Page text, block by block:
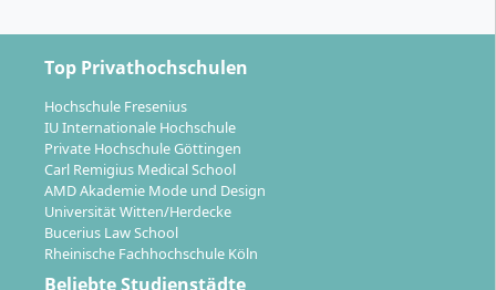
spielt eine zentrale Rolle.
Welche Karrierechancen und
Berufsperspektiven hast du nach dem
Verfahrenstechnik-Studium?
Top Privathochschulen
Hochschule Fresenius
IU Internationale Hochschule
Private Hochschule Göttingen
Carl Remigius Medical School
AMD Akademie Mode und Design
Universität Witten/Herdecke
Bucerius Law School
Rheinische Fachhochschule Köln
Beliebte Studienstädte